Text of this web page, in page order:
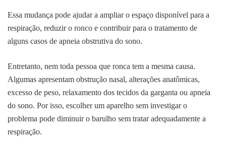
Essa mudança pode ajudar a ampliar o espaço disponível para a
respiração, reduzir o ronco e contribuir para o tratamento de
alguns casos de apneia obstrutiva do sono.
Entretanto, nem toda pessoa que ronca tem a mesma causa.
Algumas apresentam obstrução nasal, alterações anatômicas,
excesso de peso, relaxamento dos tecidos da garganta ou apneia
do sono. Por isso, escolher um aparelho sem investigar o
problema pode diminuir o barulho sem tratar adequadamente a
respiração.